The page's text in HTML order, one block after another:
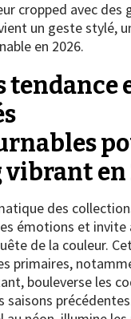
cropped avec des
un geste stylé,
en 2026.
tendance
vibrant en
des
émotions et invite
de la couleur.
primaires,
bouleverse les
saisons